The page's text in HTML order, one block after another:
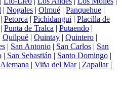
| Nogales | Olmué | Panquehue |
| Petorca | Pichidangui | Placilla de
Punta de Tralca | Putaendo |
Quilpué | Quintay | Quintero |
| San Antonio | San Carlos | San
| San Sebastián | Santo Domingo |
| Viña del Mar| Zapallar|